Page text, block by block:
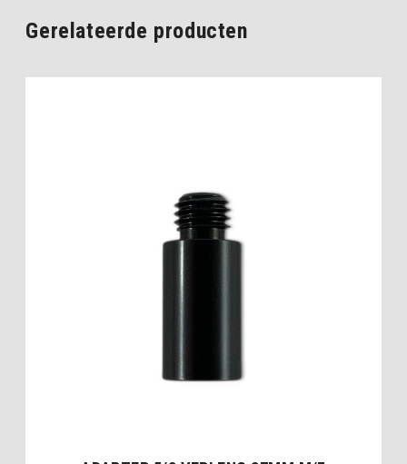
Gerelateerde producten